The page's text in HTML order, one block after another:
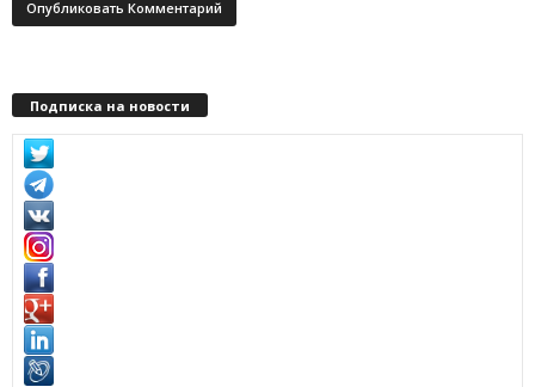
Подписка на новости